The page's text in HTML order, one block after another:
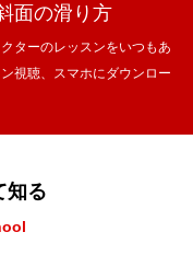
面の滑り方
ターのレッスンをいつもあ
視聴、スマホにダウンロー
知る